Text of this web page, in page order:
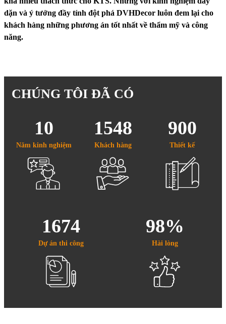
dặn và ý tưởng đầy tính đột phá DVHDecor luôn đem lại cho
khách hàng những phương án tốt nhất về thẩm mỹ và công
năng.
CHÚNG TÔI ĐÃ CÓ
10
Năm kinh nghiệm
1548
Khách hàng
900
Thiết kế
1674
Dự án thi công
98%
Hài lòng